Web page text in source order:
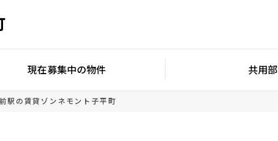
現在募集中の物件 共用部
駅の賃貸ゾンネモント子平町